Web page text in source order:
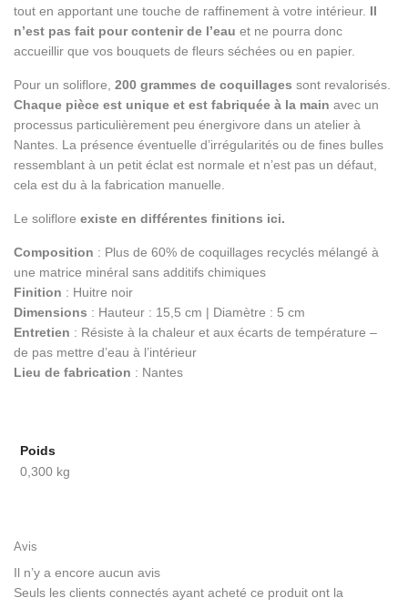
tout en apportant une touche de raffinement à votre intérieur. Il
n’est pas fait pour contenir de l’eau et ne pourra donc
accueillir que vos bouquets de fleurs séchées ou en papier.
Pour un soliflore, 200 grammes de coquillages sont revalorisés.
Chaque pièce est unique et est fabriquée à la main avec un
processus particulièrement peu énergivore dans un atelier à
Nantes. La présence éventuelle d’irrégularités ou de fines bulles
ressemblant à un petit éclat est normale et n’est pas un défaut,
cela est du à la fabrication manuelle.
Le soliflore existe en différentes finitions ici.
Composition : Plus de 60% de coquillages recyclés mélangé à
une matrice minéral sans additifs chimiques
Finition : Huitre noir
Dimensions : Hauteur : 15,5 cm | Diamètre : 5 cm
Entretien : Résiste à la chaleur et aux écarts de température –
de pas mettre d’eau à l’intérieur
Lieu de fabrication : Nantes
Poids
0,300 kg
Avis
Il n’y a encore aucun avis
Seuls les clients connectés ayant acheté ce produit ont la